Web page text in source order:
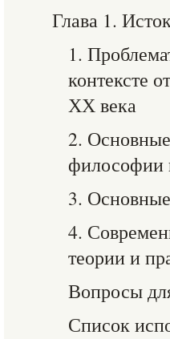
Глава 1.
1.
контексте
ХХ века
2.
философии
3.
4.
теории и
Вопросы
Список